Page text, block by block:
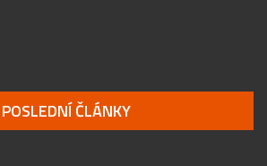
POSLEDNÍ ČLÁNKY